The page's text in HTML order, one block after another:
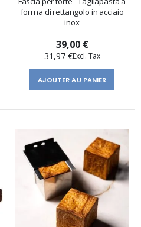
forma di rettangolo in acciaio
inox
39,00 €
31,97 €
AJOUTER AU PANIER